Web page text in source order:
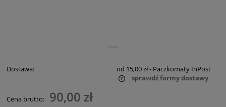
Dostawa: od 15,00 zł- Paczkomaty InPost
sprawdź formy dostawy
Cena brutto: 90,00 zł